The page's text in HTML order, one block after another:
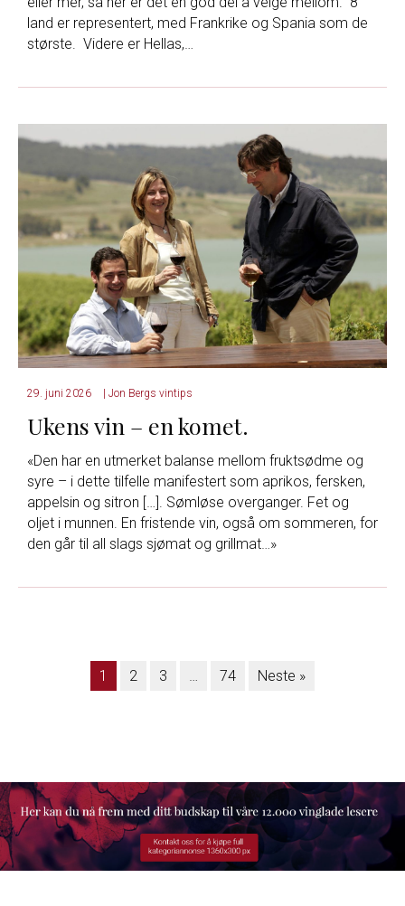
land er representert, med Frankrike og Spania som de
største. Videre er Hellas,…
29. juni 2026 | Jon Bergs vintips
Ukens vin – en komet.
«Den har en utmerket balanse mellom fruktsødme og
syre – i dette tilfelle manifestert som aprikos, fersken,
appelsin og sitron […]. Sømløse overganger. Fet og
oljet i munnen. En fristende vin, også om sommeren, for
den går til all slags sjømat og grillmat…»
1 2 3 74 Neste »